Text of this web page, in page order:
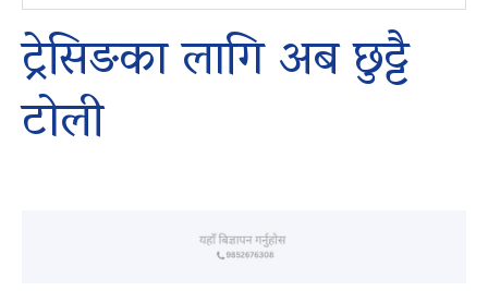
ट्रेसिङका लागि अब छुट्टै
टोली